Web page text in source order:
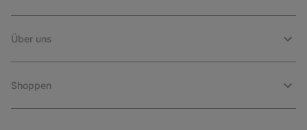
Über uns
Shoppen